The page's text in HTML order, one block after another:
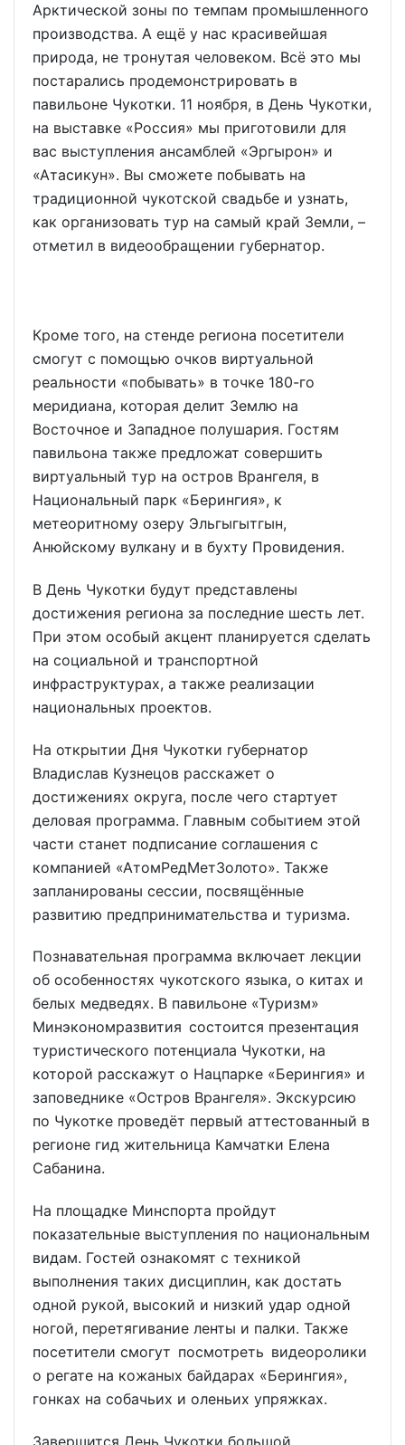
Арктической зоны по темпам промышленного
производства. А ещё у нас красивейшая
природа, не тронутая человеком. Всё это мы
постарались продемонстрировать в
павильоне Чукотки. 11 ноября, в День Чукотки,
на выставке «Россия» мы приготовили для
вас выступления ансамблей «Эргырон» и
«Атасикун». Вы сможете побывать на
традиционной чукотской свадьбе и узнать,
как организовать тур на самый край Земли, –
отметил в видеообращении губернатор.
Кроме того, на стенде региона посетители
смогут с помощью очков виртуальной
реальности «побывать» в точке 180-го
меридиана, которая делит Землю на
Восточное и Западное полушария. Гостям
павильона также предложат совершить
виртуальный тур на остров Врангеля, в
Национальный парк «Берингия», к
метеоритному озеру Эльгыгытгын,
Анюйскому вулкану и в бухту Провидения.
В День Чукотки будут представлены
достижения региона за последние шесть лет.
При этом особый акцент планируется сделать
на социальной и транспортной
инфраструктурах, а также реализации
национальных проектов.
На открытии Дня Чукотки губернатор
Владислав Кузнецов расскажет о
достижениях округа, после чего стартует
деловая программа. Главным событием этой
части станет подписание соглашения с
компанией «АтомРедМетЗолото». Также
запланированы сессии, посвящённые
развитию предпринимательства и туризма.
Познавательная программа включает лекции
об особенностях чукотского языка, о китах и
белых медведях. В павильоне «Туризм»
Минэкономразвития состоится презентация
туристического потенциала Чукотки, на
которой расскажут о Нацпарке «Берингия» и
заповеднике «Остров Врангеля». Экскурсию
по Чукотке проведёт первый аттестованный в
регионе гид жительница Камчатки Елена
Сабанина.
На площадке Минспорта пройдут
показательные выступления по национальным
видам. Гостей ознакомят с техникой
выполнения таких дисциплин, как достать
одной рукой, высокий и низкий удар одной
ногой, перетягивание ленты и палки. Также
посетители смогут посмотреть видеоролики
о регате на кожаных байдарах «Берингия»,
гонках на собачьих и оленьих упряжках.
Завершится День Чукотки большой